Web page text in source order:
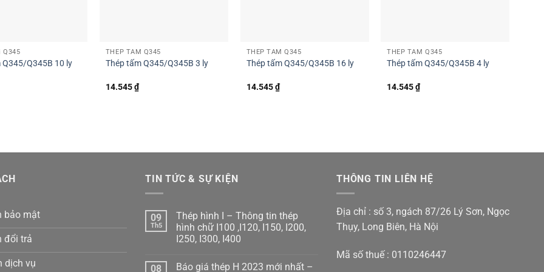
Q345
Q345/Q345B 10 ly
THÉP TẤM Q345
Thép tấm Q345/Q345B 3 ly
14.545₫
THÉP TẤM Q345
Thép tấm Q345/Q345B 16 ly
14.545₫
THÉP TẤM Q345
Thép tấm Q345/Q345B 4 ly
14.545₫
bảo mật
đổi trả
dịch vụ
TIN TỨC & SỰ KIỆN
09
Th5
Thép hình I – Thông tin thép
hình chữ I100 ,I120, I150, I200,
I250, I300, I400
bình
08 Báo giá thép H 2023 mới nhất –
THÔNG TIN LIÊN HỆ
Địa chỉ : số 3, ngách 87/26 Lý Sơn, Ngọc
Thụy, Long Biên, Hà Nội
Mã số thuế : 0110246447